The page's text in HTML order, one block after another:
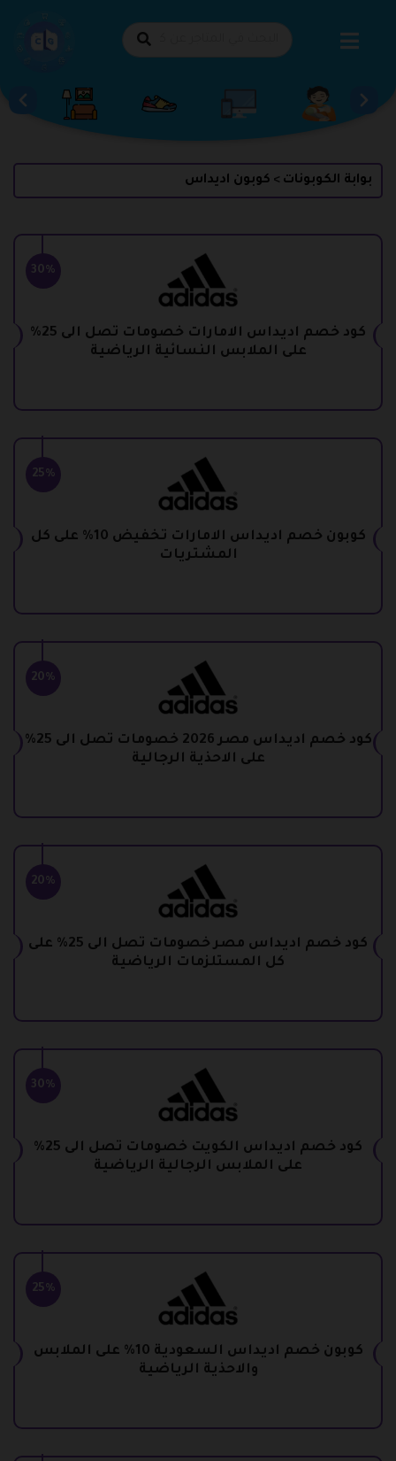
بوابة الكوبونات > كوبون اديداس
30%
كود خصم اديداس الامارات خصومات تصل الى 25%
على الملابس النسائية الرياضية
25%
كوبون خصم اديداس الامارات تخفيض 10% على كل
المشتريات
20%
كود خصم اديداس مصر 2026 خصومات تصل الى 25%
على الاحذية الرجالية
20%
كود خصم اديداس مصر خصومات تصل الى 25% على
كل المستلزمات الرياضية
30%
كود خصم اديداس الكويت خصومات تصل الى 25%
على الملابس الرجالية الرياضية
25%
كوبون خصم اديداس السعودية 10% على الملابس
والاحذية الرياضية